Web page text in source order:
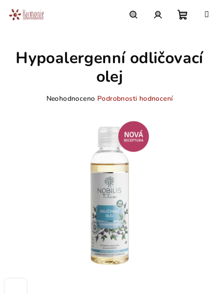
obsah
košík
Hypoalergenní odličovací
olej
Průměrné
Neohodnoceno Podrobnosti hodnocení